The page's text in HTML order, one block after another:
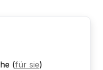
(für sie)